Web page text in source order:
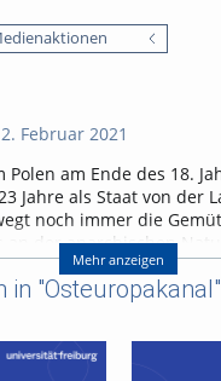
Februar 2021
Polen am Ende des 18.
Jahre als Staat von der
noch immer die
an der anarchischen
hatten, oder lag es
Teilungsmächte
auf, die jenseits von
Mehr anzeigen
in "Osteuropakanal"